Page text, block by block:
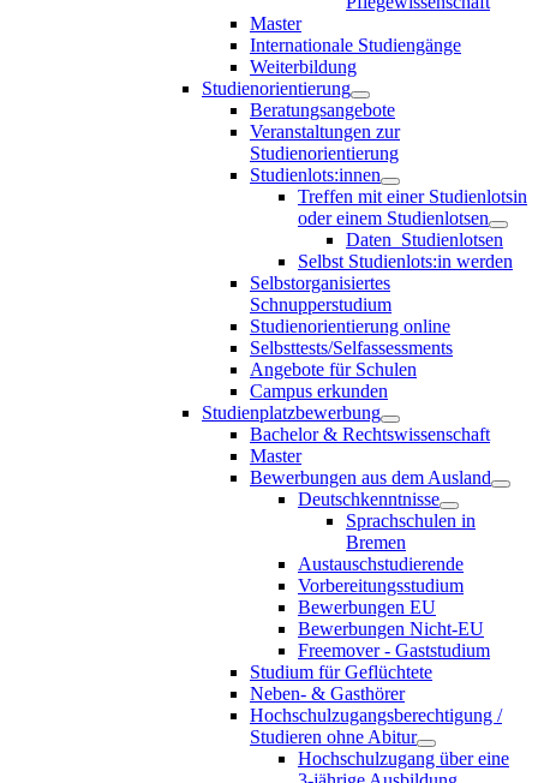
Master
Internationale Studiengänge
Weiterbildung
Studienorientierung
Beratungsangebote
Veranstaltungen zur
Studienorientierung
Studienlots:innen
Treffen mit einer Studienlotsin
oder einem Studienlotsen
Daten_Studienlotsen
Selbst Studienlots:in werden
Selbstorganisiertes
Schnupperstudium
Studienorientierung online
Selbsttests/Selfassessments
Angebote für Schulen
Campus erkunden
Studienplatzbewerbung
Bachelor & Rechtswissenschaft
Master
Bewerbungen aus dem Ausland
Deutschkenntnisse
Sprachschulen in
Bremen
Austauschstudierende
Vorbereitungsstudium
Bewerbungen EU
Bewerbungen Nicht-EU
Freemover - Gaststudium
Studium für Geflüchtete
Neben- & Gasthörer
Hochschulzugangsberechtigung /
Studieren ohne Abitur
Hochschulzugang über eine